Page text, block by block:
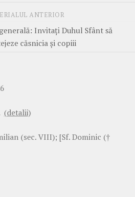
ANTERIOR
Invitați Duhul Sfânt să
căsnicia și copiii
(detalii)
(sec. VIII); [Sf. Dominic (†